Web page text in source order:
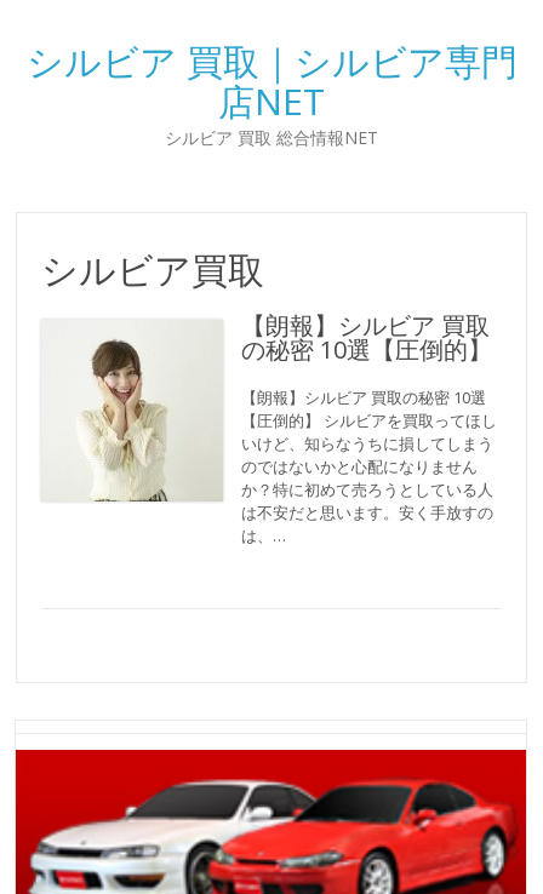
シルビア 買取｜シルビア専門
店NET
シルビア 買取 総合情報NET
シルビア買取
【朗報】シルビア 買取
の秘密 10選【圧倒的】
【朗報】シルビア 買取の秘密 10選
【圧倒的】 シルビアを買取ってほし
いけど、知らなうちに損してしまう
のではないかと心配になりません
か？特に初めて売ろうとしている人
は不安だと思います。安く手放すの
は、…